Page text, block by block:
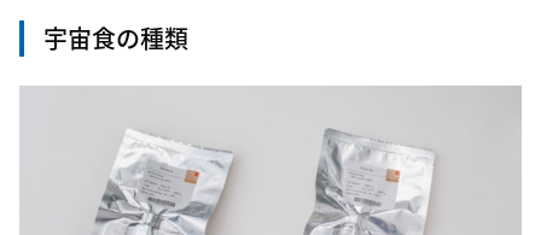
宇宙食の種類